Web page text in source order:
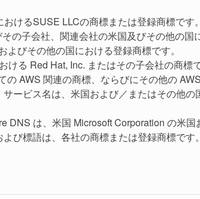
けるSUSE LLCの商標または登録商標です。
の子会社、関連会社の米国及びその他の国
びその他の国における登録商標です。
る Red Hat, Inc. またはその子会社の商標で
の AWS 関連の商標、ならびにその他の
ービス名は、米国および／またはその他
DNS は、米国 Microsoft Corporation の米国
び標語は、各社の商標または登録商標です。